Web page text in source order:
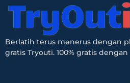
Berlatih terus menerus dengan
gratis Tryouti. 100% gratis